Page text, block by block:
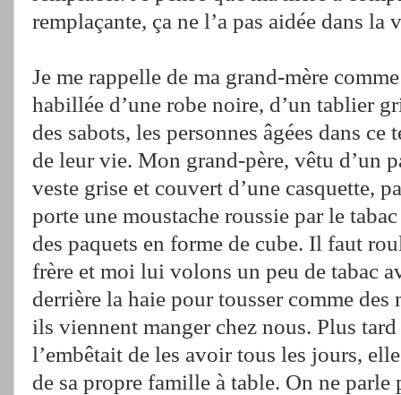
remplaçante, ça ne l’a pas aidée dans la
Je me rappelle de ma grand-mère
habillée d’une robe noire, d’un tablier
des sabots, les personnes âgées dans
de leur vie. Mon grand-père, vêtu d’un
veste grise et couvert d’une casquette,
porte une moustache roussie par le
des paquets en forme de cube. Il faut
frère et moi lui volons un peu de tabac
derrière la haie pour tousser comme des
ils viennent manger chez nous. Plus
l’embêtait de les avoir tous les jours,
de sa propre famille à table. On ne parle